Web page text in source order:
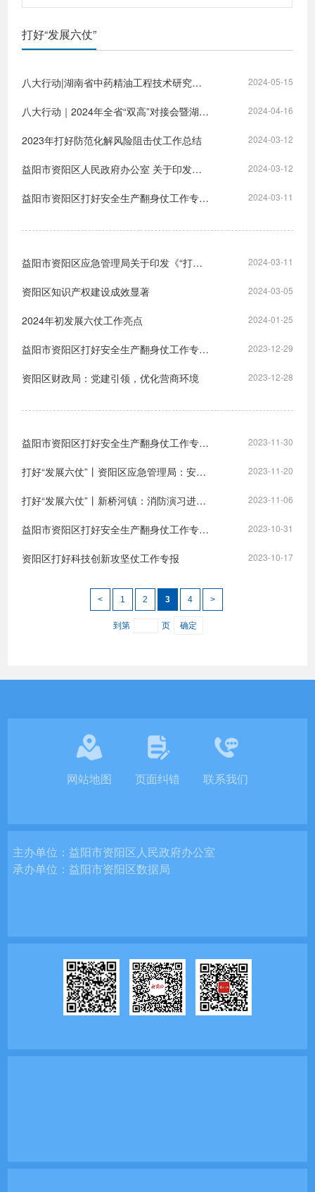
打好“发展六仗”
2024-05-15
八大行动|湖南省中药精油工程技术研究中心揭牌
2024-04-16
八大行动｜2024年全省“双高”对接会暨湖南科技创新成果路演益阳分会场活动圆满举行
2024-03-12
2023年打好防范化解风险阻击仗工作总结
2024-03-12
益阳市资阳区人民政府办公室 关于印发《益阳市资阳区科技创新奖励办法》的通知
2024-03-11
益阳市资阳区打好安全生产翻身仗工作专报 （第7月）
2024-03-11
益阳市资阳区应急管理局关于印发《“打好安全生产翻身仗”实施方案》的通知
2024-03-05
资阳区知识产权建设成效显著
2024-01-25
2024年初发展六仗工作亮点
2023-12-29
益阳市资阳区打好安全生产翻身仗工作专报（第12月）
2023-12-28
资阳区财政局：党建引领，优化营商环境
2023-11-30
益阳市资阳区打好安全生产翻身仗工作专报（第11月）
2023-11-20
打好“发展六仗”丨资阳区应急管理局：安全生产柔性执法，服务企业平安发展
2023-11-06
打好“发展六仗”丨新桥河镇：消防演习进校园，筑牢校园“防火线”
2023-10-31
益阳市资阳区打好安全生产翻身仗工作专报（第10月）
2023-10-17
资阳区打好科技创新攻坚仗工作专报
< 1 2 3 4 >
到第 页 确定
网站地图 页面纠错 联系我们
主办单位：益阳市资阳区人民政府办公室
承办单位：益阳市资阳区数据局